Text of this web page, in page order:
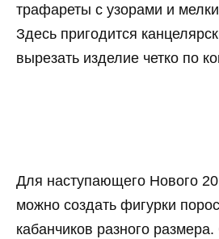
трафареты с узорами и
Здесь пригодится
вырезать изделие четко по
Для наступающего Нового
можно создать фигурки
кабанчиков разного размера.